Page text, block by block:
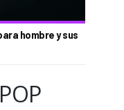
hombre y sus